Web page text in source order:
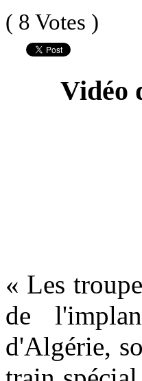
( 8 Votes )
Vidéo
« Les
de
d'Algérie,